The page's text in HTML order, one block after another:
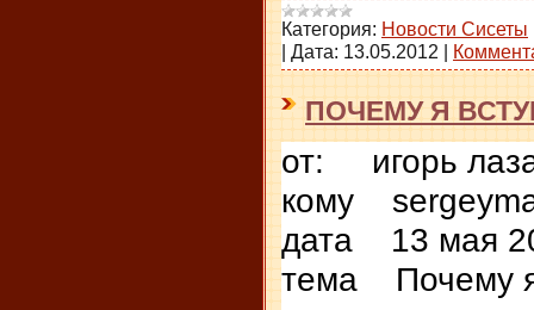
Категория: Новости Сисеты
| Дата: 13.05.2012 |
ПОЧЕМУ Я
от: игорь
кому
дата 13 мая
тема Почему